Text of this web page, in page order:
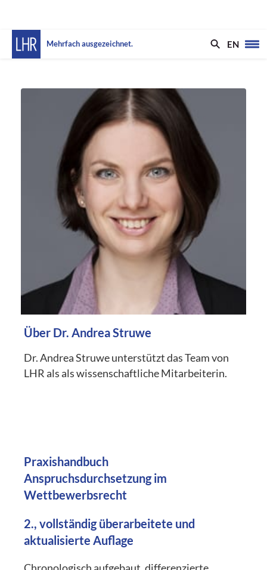
Mehrfach ausgezeichnet. EN
Über Dr. Andrea Struwe
Dr. Andrea Struwe unterstützt das Team von
LHR als als wissenschaftliche Mitarbeiterin.
Praxishandbuch
Anspruchsdurchsetzung im
Wettbewerbsrecht
2., vollständig überarbeitete und
aktualisierte Auflage